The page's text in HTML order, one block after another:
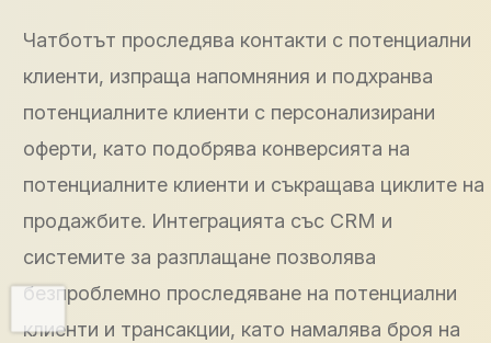
Чатботът проследява контакти с потенциални
клиенти, изпраща напомняния и подхранва
потенциалните клиенти с персонализирани
оферти, като подобрява конверсията на
потенциалните клиенти и съкращава циклите на
продажбите. Интеграцията със CRM и
системите за разплащане позволява
безпроблемно проследяване на потенциални
клиенти и трансакции, като намалява броя на